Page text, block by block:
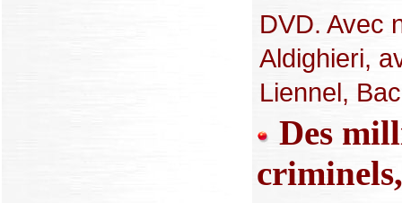
DVD. Avec
Aldighieri,
Liennel,
Des